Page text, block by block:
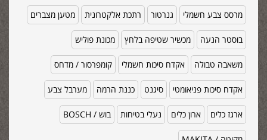
מרסס צבע חשמלי גנרטור רתכת אלקטרונית מטען מצברים
בוסטר הנעה מכשיר שטיפה בלחץ מכונת פוליש
משאבה טבולה אקדח סיכות חשמלי קומפרסור / מדחס
אקדח סיכות פניאומטי סיגנט כננת הרמה מערבל צבע
ארגז כלים ארון כלים נעלי בטיחות בוש / BOSCH